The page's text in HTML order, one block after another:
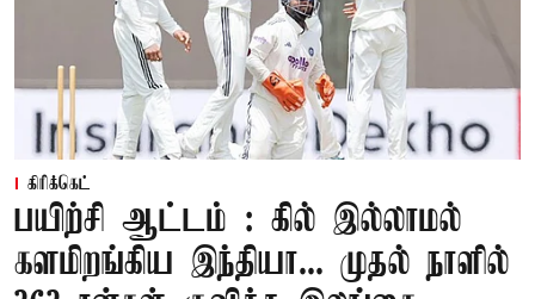
கிரிக்கெட்
பயிற்சி ஆட்டம் : கில் இல்லாமல்
களமிறங்கிய இந்தியா... முதல் நாளில்